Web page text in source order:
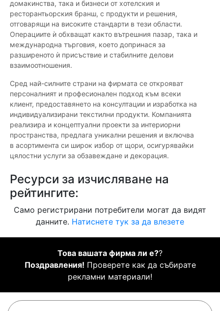
домакинства, така и бизнеси от хотелския и
ресторантьорския бранш, с продукти и решения,
отговарящи на високите стандарти в тези области.
Операциите ѝ обхващат както вътрешния пазар, така и
международна търговия, което допринася за
разширеното ѝ присъствие и стабилните делови
взаимоотношения.
Сред най-силните страни на фирмата се открояват
персоналният и професионален подход към всеки
клиент, предоставянето на консултации и изработка на
индивидуализирани текстилни продукти. Компанията
реализира и концептуални проекти за интериорни
пространства, предлага уникални решения и включва
в асортимента си широк избор от щори, осигурявайки
цялостни услуги за обзавеждане и декорация.
Ресурси за изчисляване на
рейтингите:
Само регистрирани потребители могат да видят
данните. Натиснете тук за да влезете
Това вашата фирма ли е??
Поздравления! Проверете как да събирате
рекламни материали!